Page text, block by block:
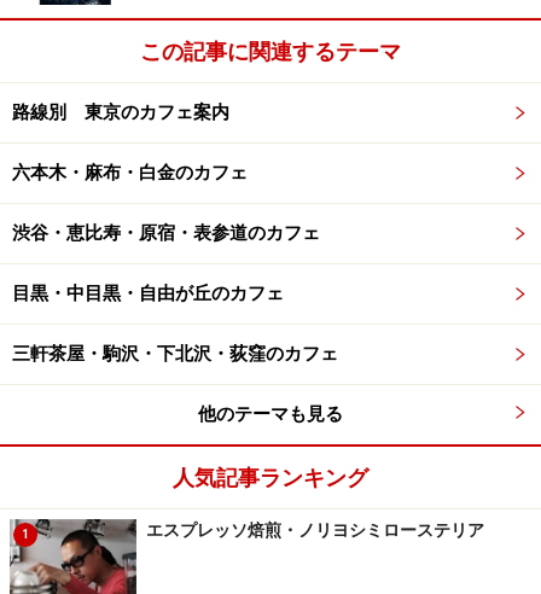
この記事に関連するテーマ
路線別 東京のカフェ案内
六本木・麻布・白金のカフェ
渋谷・恵比寿・原宿・表参道のカフェ
目黒・中目黒・自由が丘のカフェ
三軒茶屋・駒沢・下北沢・荻窪のカフェ
他のテーマも見る
人気記事ランキング
1 エスプレッソ焙煎・ノリヨシミローステリア